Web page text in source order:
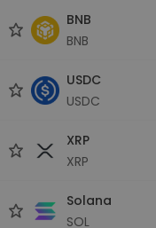
BNB
BNB
USDC
USDC
XRP
XRP
Solana
SOL